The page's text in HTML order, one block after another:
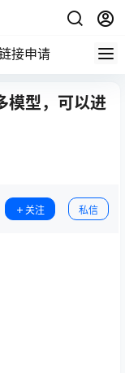
接申请
模型，可以进
关注 私信